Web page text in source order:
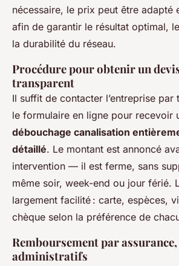
nécessaire, le prix peut être adapté
afin de garantir le résultat optimal,
la durabilité du réseau.
Procédure pour obtenir un
transparent
Il suffit de contacter l’entreprise par
le formulaire en ligne pour recevoir
débouchage canalisation
détaillé. Le montant est annoncé
intervention — il est ferme, sans
même soir, week-end ou jour férié.
largement facilité : carte, espèces,
chèque selon la préférence de
Remboursement par
administratifs